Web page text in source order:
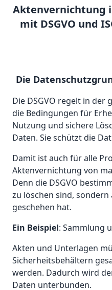
Aktenvernichtung
mit DSGVO und
Die
Die DSGVO regelt in der
die Bedingungen für
Nutzung und sichere
Daten. Sie schützt die
Damit ist auch für alle
Aktenvernichtung von
Denn die DSGVO
zu löschen sind, sondern
geschehen hat.
Ein Beispiel: Sammlung
Akten und Unterlagen
Sicherheitsbehältern
werden. Dadurch wird
Daten unterbunden.